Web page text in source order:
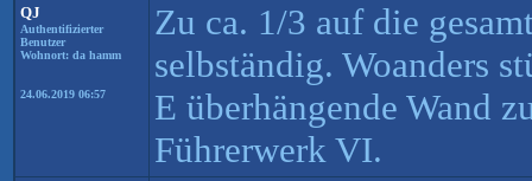
QJ
Authentifizierter
Benutzer
Wohnort: da hamm
24.06.2019 06:57
Zu ca. 1/3 auf die
selbständig. Woanders
E überhängende Wand
Führerwerk VI.